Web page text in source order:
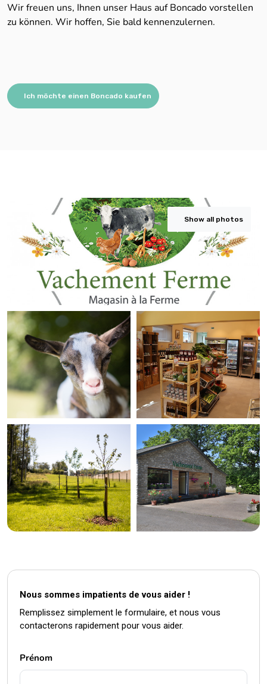
Wir freuen uns, Ihnen unser Haus auf Boncado vorstellen
zu können. Wir hoffen, Sie bald kennenzulernen.
Ich möchte einen Boncado kaufen
Show all photos
Nous sommes impatients de vous aider !
Remplissez simplement le formulaire, et nous vous
contacterons rapidement pour vous aider.
Prénom